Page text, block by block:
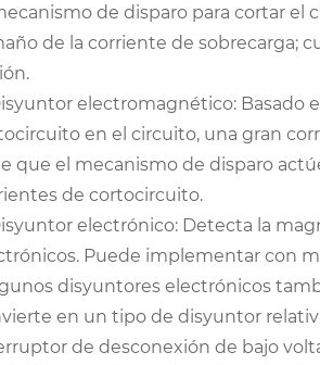
de disparo para cortar el
de la corriente de sobrecarga;
electromagnético: Basado
en el circuito, una gran
que el mecanismo de disparo
de cortocircuito.
electrónico: Detecta la
Puede implementar con
disyuntores electrónicos
en un tipo de disyuntor
de desconexión de bajo